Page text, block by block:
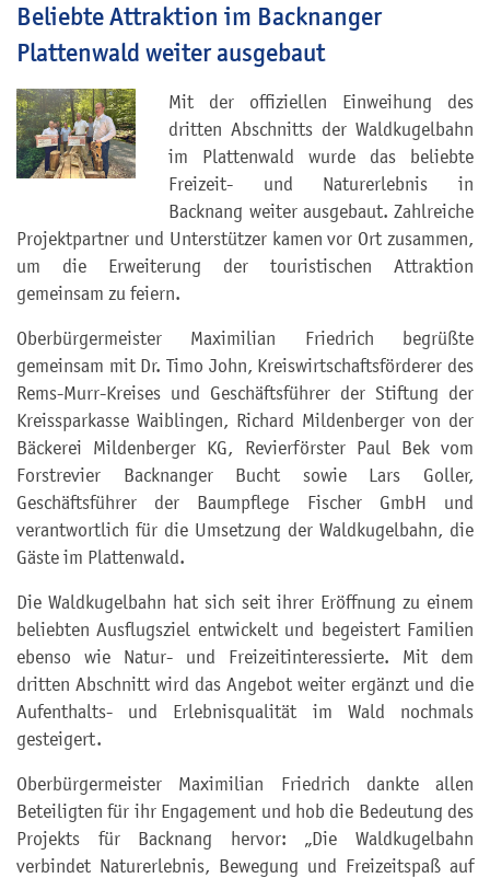
Beliebte Attraktion im Backnanger
Plattenwald weiter ausgebaut
Mit der offiziellen Einweihung des
dritten Abschnitts der Waldkugelbahn
im Plattenwald wurde das beliebte
Freizeit- und Naturerlebnis in
Backnang weiter ausgebaut. Zahlreiche
Projektpartner und Unterstützer kamen vor Ort zusammen,
um die Erweiterung der touristischen Attraktion
gemeinsam zu feiern.
Oberbürgermeister Maximilian Friedrich begrüßte
gemeinsam mit Dr. Timo John, Kreiswirtschaftsförderer des
Rems-Murr-Kreises und Geschäftsführer der Stiftung der
Kreissparkasse Waiblingen, Richard Mildenberger von der
Bäckerei Mildenberger KG, Revierförster Paul Bek vom
Forstrevier Backnanger Bucht sowie Lars Goller,
Geschäftsführer der Baumpflege Fischer GmbH und
verantwortlich für die Umsetzung der Waldkugelbahn, die
Gäste im Plattenwald.
Die Waldkugelbahn hat sich seit ihrer Eröffnung zu einem
beliebten Ausflugsziel entwickelt und begeistert Familien
ebenso wie Natur- und Freizeitinteressierte. Mit dem
dritten Abschnitt wird das Angebot weiter ergänzt und die
Aufenthalts- und Erlebnisqualität im Wald nochmals
gesteigert.
Oberbürgermeister Maximilian Friedrich dankte allen
Beteiligten für ihr Engagement und hob die Bedeutung des
Projekts für Backnang hervor: „Die Waldkugelbahn
verbindet Naturerlebnis, Bewegung und Freizeitspaß auf